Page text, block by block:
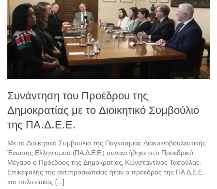
Συνάντηση του Προέδρου της
Δημοκρατίας με το Διοικητικό Συμβούλιο
της ΠΑ.Δ.Ε.Ε.
Με το Διοικητικό Συμβούλιο της Παγκόσμιας Διακοινοβουλευτικής
Ένωσης Ελληνισμού (ΠΑ.Δ.Ε.Ε.) συναντήθηκε στο Προεδρικό
Μέγαρο ο Πρόεδρος της Δημοκρατίας, Κωνσταντίνος Τασούλας.
Επικεφαλής της αντιπροσωπείας ήταν ο πρόεδρος της ΠΑ.Δ.Ε.Ε.
και πολιτειακός […]